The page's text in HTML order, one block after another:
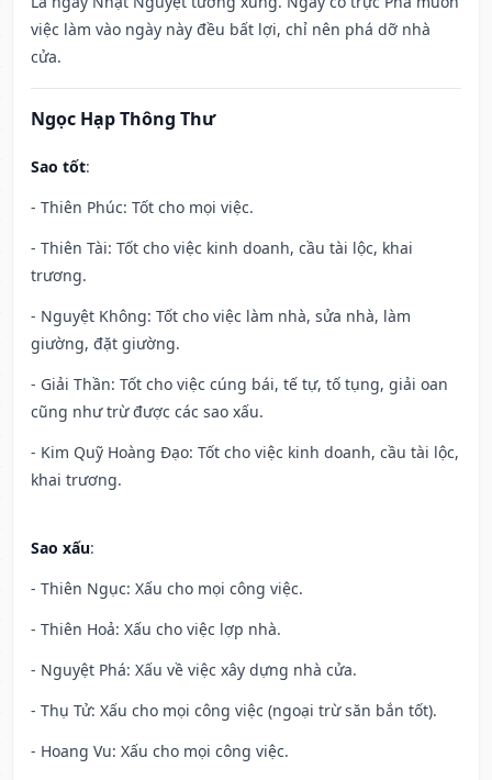
việc làm vào ngày này đều bất lợi, chỉ nên phá dỡ nhà
cửa.
Ngọc Hạp Thông Thư
Sao tốt:
- Thiên Phúc: Tốt cho mọi việc.
- Thiên Tài: Tốt cho việc kinh doanh, cầu tài lộc, khai
trương.
- Nguyệt Không: Tốt cho việc làm nhà, sửa nhà, làm
giường, đặt giường.
- Giải Thần: Tốt cho việc cúng bái, tế tự, tố tụng, giải oan
cũng như trừ được các sao xấu.
- Kim Quỹ Hoàng Đạo: Tốt cho việc kinh doanh, cầu tài lộc,
khai trương.
Sao xấu:
- Thiên Ngục: Xấu cho mọi công việc.
- Thiên Hoả: Xấu cho việc lợp nhà.
- Nguyệt Phá: Xấu về việc xây dựng nhà cửa.
- Thụ Tử: Xấu cho mọi công việc (ngoại trừ săn bắn tốt).
- Hoang Vu: Xấu cho mọi công việc.